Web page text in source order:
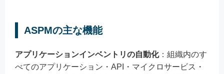
ASPMの主な機能
アプリケーションインベントリの自動化：組織内のす
べてのアプリケーション・API・マイクロサービス・